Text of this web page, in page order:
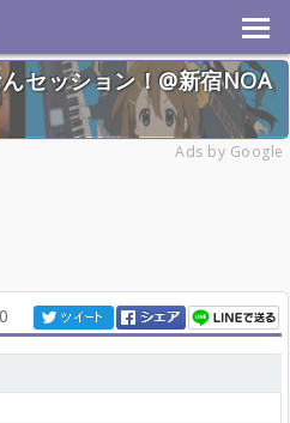
セッション！@新宿NOA
Ads by Google
0